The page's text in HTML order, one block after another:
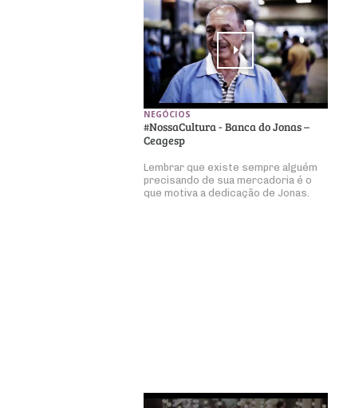
NEGÓCIOS
#NossaCultura - Banca do Jonas –
Ceagesp
Lembrar que existe sempre alguém
precisando de sua mercadoria é o
que motiva a dedicação de Jonas.